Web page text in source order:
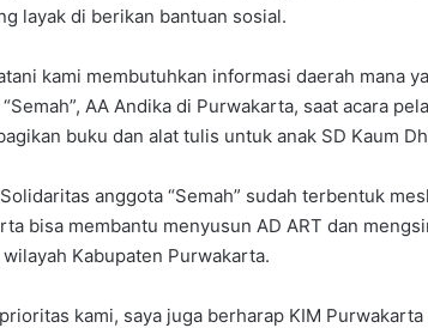
layak di berikan bantuan sosial.
kami membutuhkan informasi daerah mana
AA Andika di Purwakarta, saat acara
buku dan alat tulis untuk anak SD Kaum
anggota “Semah” sudah terbentuk
bisa membantu menyusun AD ART dan
Kabupaten Purwakarta.
kami, saya juga berharap KIM